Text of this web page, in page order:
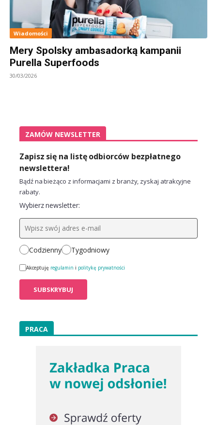
Wiadomości
Mery Spolsky ambasadorką kampanii
Purella Superfoods
30/03/2026
ZAMÓW NEWSLETTER
Zapisz się na listę odbiorców bezpłatnego
newslettera!
Bądź na bieżąco z informacjami z branży, zyskaj atrakcyjne
rabaty.
Wybierz newsletter:
Codzienny Tygodniowy
Akceptuję regulamin i politykę prywatności
PRACA